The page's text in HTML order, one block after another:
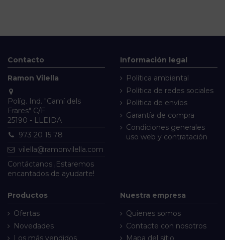
Contacto
Ramon Vilella
Políg. Ind. "Camí dels
Frares" C/F
25190 - LLEIDA
973 20 15 78
vilella@ramonvilella.com
Contáctanos ¡Estaremos
encantados de ayudarte!
Información legal
Política ambiental
Política de redes sociales
Política de envíos
Garantía de compra
Condiciones generales
uso web y contratación
Productos
Ofertas
Novedades
Los más vendidos
Nuestra empresa
Quienes somos
Contacte con nosotros
Mapa del sitio